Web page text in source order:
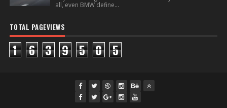
all, even BMW define...
TOTAL PAGEVIEWS
1 6 3 9 5 0 5